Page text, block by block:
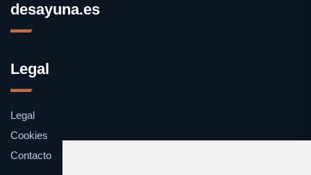
desayuna.es
Legal
Legal
Cookies
Contacto